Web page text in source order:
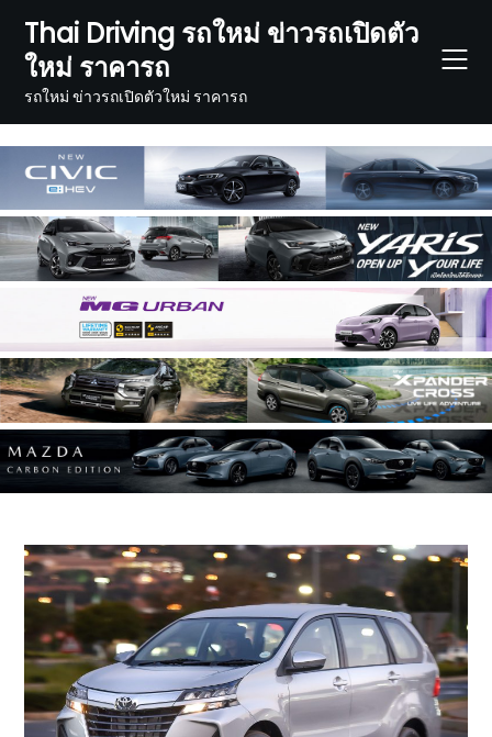
content
Thai Driving รถใหม่ ข่าวรถเปิดตัว
ใหม่ ราคารถ
รถใหม่ ข่าวรถเปิดตัวใหม่ ราคารถ